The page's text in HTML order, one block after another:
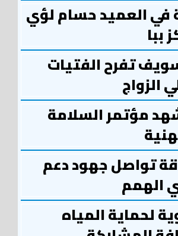
في العميد حسام لؤي
ببا
تفرح الفتيات
الزواج
مؤتمر السلامة
تواصل جهود دعم
الهمم
لحماية المياه